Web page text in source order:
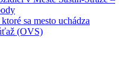
sa mesto uchádza
(OVS)